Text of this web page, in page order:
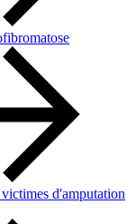
d'amputation